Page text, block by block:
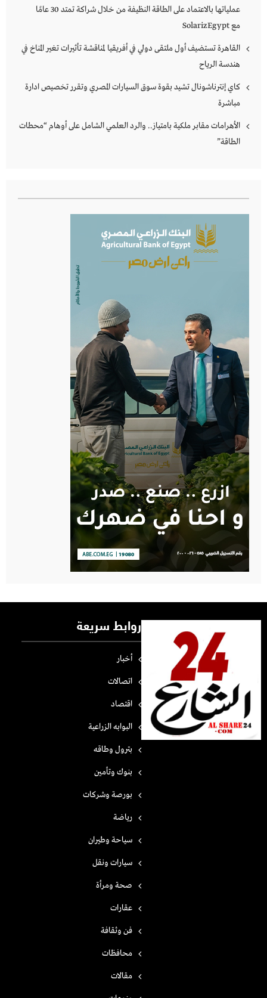
عملياتها بالاعتماد على الطاقة النظيفة من خلال شراكة تمتد 30 عامًا
مع SolarizEgypt
القاهرة تستضيف أول ملتقى دولي في أفريقيا لمناقشة تأثيرات تغير المناخ في
هندسة الرياح
كاي إنترناشونال تشيد بقوة سوق السيارات المصري وتقرر تخصيص ادارة
مباشرة
الأهرامات مقابر ملكية بامتياز.. والرد العلمي الشامل على أوهام “محطات
الطاقة”
روابط سريعة
أخبار
اتصالات
اقتصاد
البوابه الزراعية
بترول وطاقه
بنوك وتأمين
بورصة وشركات
رياضة
سياحة وطيران
سيارات ونقل
صحة ومرأة
عقارات
فن وثقافة
محافظات
مقالات